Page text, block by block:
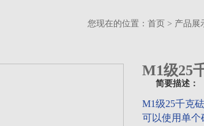
您现在的位置： 首页 > 产品展
M1级25
简要描述：
M1级25千克
可以使用单个